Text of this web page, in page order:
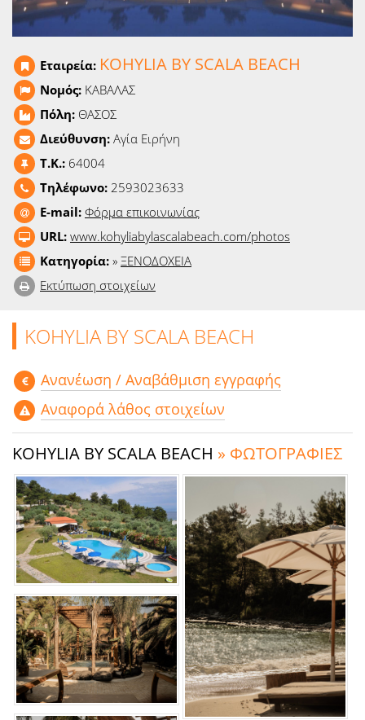
Παιχνίδια
Ταινίες
Εταιρεία: KOHYLIA BY SCALA BEACH
Νομός: ΚΑΒΑΛΑΣ
Πόλη: ΘΑΣΟΣ
Διεύθυνση: Αγία Ειρήνη
T.K.: 64004
Τηλέφωνο: 2593023633
E-mail: Φόρμα επικοινωνίας
URL: www.kohyliabylascalabeach.com/photos
Κατηγορία: » ΞΕΝΟΔΟΧΕΙΑ
Εκτύπωση στοιχείων
KOHYLIA BY SCALA BEACH
Aνανέωση / Αναβάθμιση εγγραφής
Αναφορά λάθος στοιχείων
KOHYLIA BY SCALA BEACH » ΦΩΤΟΓΡΑΦΙΕΣ